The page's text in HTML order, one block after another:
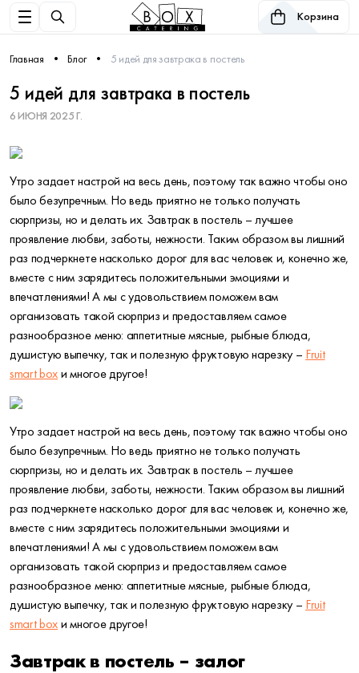
Корзина
Главная Блог 5 идей для завтрака в постель
5 идей для завтрака в постель
6 ИЮНЯ 2025 Г.
Утро задает настрой на весь день, поэтому так важно чтобы оно
было безупречным. Но ведь приятно не только получать
сюрпризы, но и делать их. Завтрак в постель – лучшее
проявление любви, заботы, нежности. Таким образом вы лишний
раз подчеркнете насколько дорог для вас человек и, конечно же,
вместе с ним зарядитесь положительными эмоциями и
впечатлениями! А мы с удовольствием поможем вам
организовать такой сюрприз и предоставляем самое
разнообразное меню: аппетитные мясные, рыбные блюда,
душистую выпечку, так и полезную фруктовую нарезку – Fruit
smart box и многое другое!
Утро задает настрой на весь день, поэтому так важно чтобы оно
было безупречным. Но ведь приятно не только получать
сюрпризы, но и делать их. Завтрак в постель – лучшее
проявление любви, заботы, нежности. Таким образом вы лишний
раз подчеркнете насколько дорог для вас человек и, конечно же,
вместе с ним зарядитесь положительными эмоциями и
впечатлениями! А мы с удовольствием поможем вам
организовать такой сюрприз и предоставляем самое
разнообразное меню: аппетитные мясные, рыбные блюда,
душистую выпечку, так и полезную фруктовую нарезку – Fruit
smart box и многое другое!
Завтрак в постель – залог